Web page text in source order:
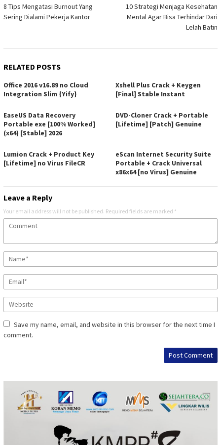
navigation
8 Tips Mengatasi Burnout Yang
Sering Dialami Pekerja Kantor
10 Strategi Menjaga Kesehatan
Mental Agar Bisa Terhindar Dari
Lelah Batin
RELATED POSTS
Office 2016 v16.89 no Cloud
Integration Slim {Yify}
Xshell Plus Crack + Keygen
[Final] Stable Instant
EaseUS Data Recovery
Portable exe [100% Worked]
(x64) [Stable] 2026
DVD-Cloner Crack + Portable
[Lifetime] [Patch] Genuine
Lumion Crack + Product Key
[Lifetime] no Virus FileCR
eScan Internet Security Suite
Portable + Crack Universal
x86x64 [no Virus] Genuine
Leave a Reply
Your email address will not be published. Required fields are marked *
Save my name, email, and website in this browser for the next time I
comment.